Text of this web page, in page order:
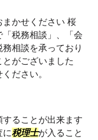
まかせください 桜
税務相談」、「会
相談を承っており
がございました
ださい。
ることが出来ます
に税理士が入ること